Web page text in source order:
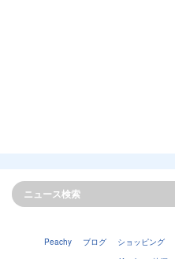
Peachy ブログ ショッピング